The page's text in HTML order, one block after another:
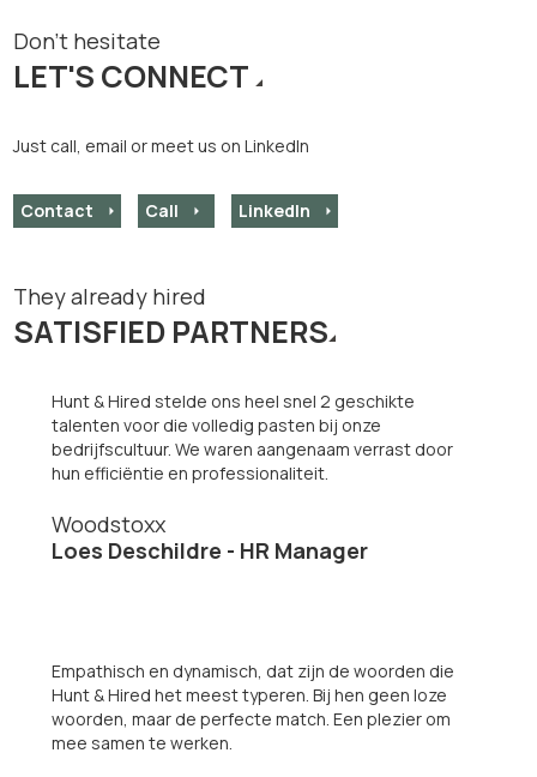
Don't hesitate
LET'S CONNECT
Just call, email or meet us on LinkedIn
Contact Call LinkedIn
They already hired
SATISFIED PARTNERS
Hunt & Hired stelde ons heel snel 2 geschikte
talenten voor die volledig pasten bij onze
bedrijfscultuur. We waren aangenaam verrast door
hun efficiëntie en professionaliteit.
Woodstoxx
Loes Deschildre - HR Manager
Empathisch en dynamisch, dat zijn de woorden die
Hunt & Hired het meest typeren. Bij hen geen loze
woorden, maar de perfecte match. Een plezier om
mee samen te werken.